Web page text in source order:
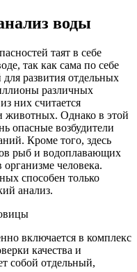
воды
таят в себе
так как сама по себе
для развития отдельных
различных
них считается
животных. Однако в этой
опасные возбудители
Кроме того, здесь
рыб и водоплавающих
человека.
способен только
анализ.
включается в комплекс
качества и
собой отдельный,